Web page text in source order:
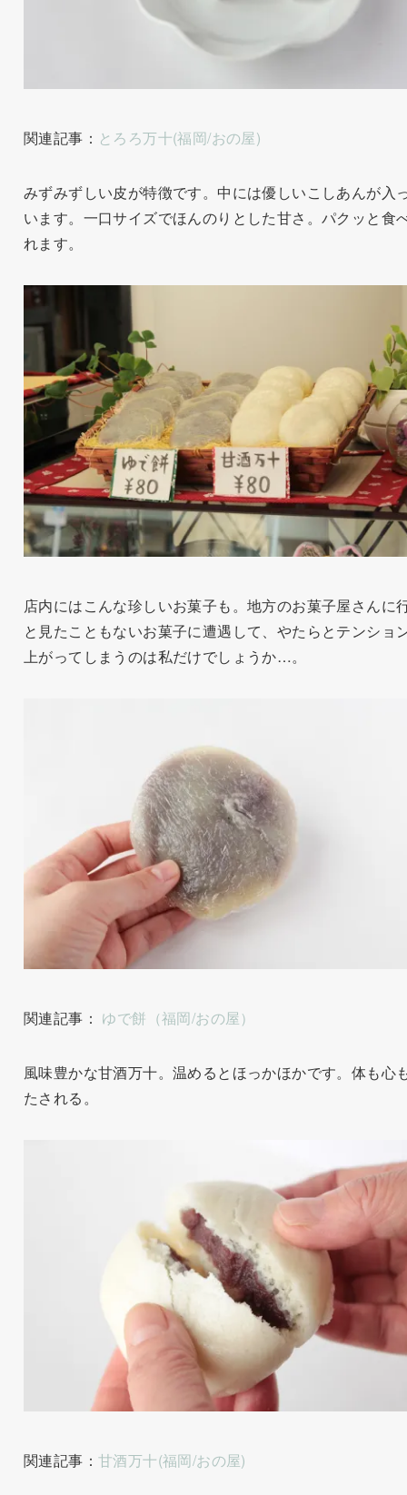
関連記事： とろろ万十(福岡/おの屋)
みずみずしい皮が特徴です。中には優しいこしあんが入
います。一口サイズでほんのりとした甘さ。パクッと食
れます。
店内にはこんな珍しいお菓子も。地方のお菓子屋さんに
と見たこともないお菓子に遭遇して、やたらとテンショ
上がってしまうのは私だけでしょうか…。
関連記事： ゆで餅（福岡/おの屋）
風味豊かな甘酒万十。温めるとほっかほかです。体も心
たされる。
関連記事： 甘酒万十(福岡/おの屋)